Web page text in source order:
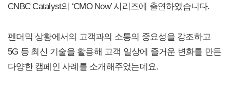
CNBC Catalyst의 ‘CMO Now’ 시리즈에 출연하였습니다.
펜더믹 상황에서의 고객과의 소통의 중요성을 강조하고
5G 등 최신 기술을 활용해 고객 일상에 즐거운 변화를 만든
다양한 캠페인 사례를 소개해주었는데요.